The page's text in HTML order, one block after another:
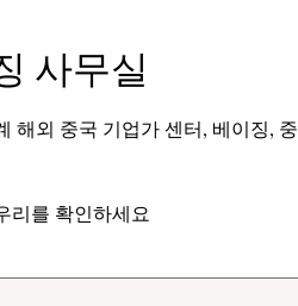
사무실
해외 중국 기업가 센터, 베이징, 중
리를 확인하세요